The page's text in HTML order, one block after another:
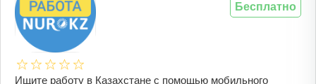
Ищите работу в Казахстане с помощью мобильного
Бесплатно